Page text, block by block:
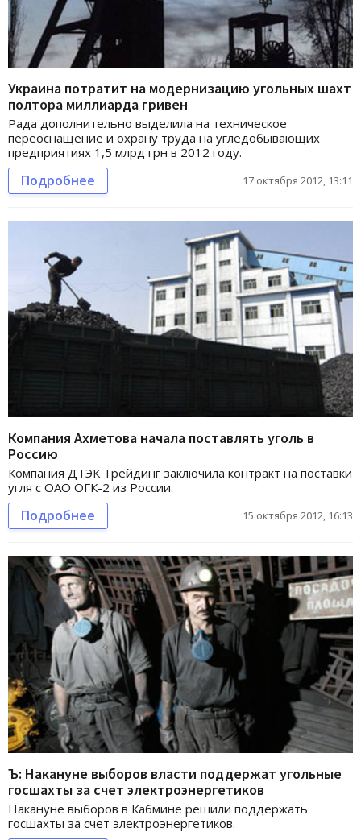
Украина потратит на модернизацию угольных шахт
полтора миллиарда гривен
Рада дополнительно выделила на техническое
переоснащение и охрану труда на угледобывающих
предприятиях 1,5 млрд грн в 2012 году.
Подробнее 17 октября 2012, 13:11
Компания Ахметова начала поставлять уголь в
Россию
Компания ДТЭК Трейдинг заключила контракт на поставки
угля с ОАО ОГК-2 из России.
Подробнее 15 октября 2012, 16:13
Ъ: Накануне выборов власти поддержат угольные
госшахты за счет электроэнергетиков
Накануне выборов в Кабмине решили поддержать
госшахты за счет электроэнергетиков.